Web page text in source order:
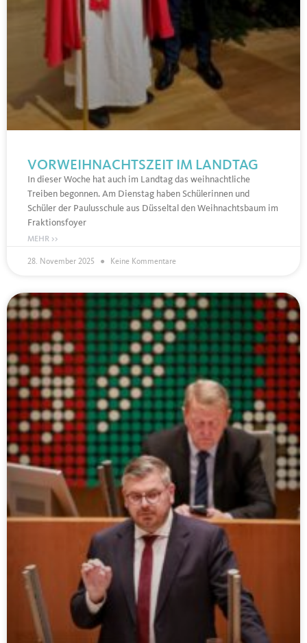
VORWEIHNACHTSZEIT IM LANDTAG
In dieser Woche hat auch im Landtag das weihnachtliche
Treiben begonnen. Am Dienstag haben Schülerinnen und
Schüler der Paulusschule aus Düsseltal den Weihnachtsbaum im
Fraktionsfoyer
MEHR >>
28. November 2025 Keine Kommentare